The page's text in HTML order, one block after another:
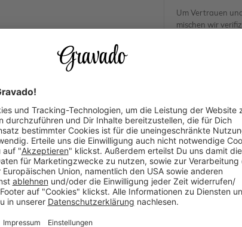
Um Vertrauen
mischen wir
(unabhängig
Alle
Dieses Produkt gefällt Dir? Teile es!
Produktempfehlungen